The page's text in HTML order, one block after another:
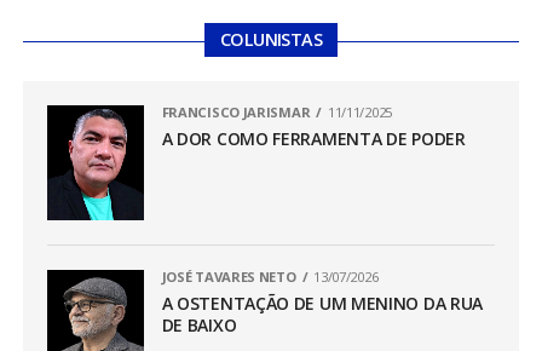
COLUNISTAS
FRANCISCO JARISMAR 11/11/2025
A DOR COMO FERRAMENTA DE PODER
JOSÉ TAVARES NETO 13/07/2026
A OSTENTAÇÃO DE UM MENINO DA RUA
DE BAIXO